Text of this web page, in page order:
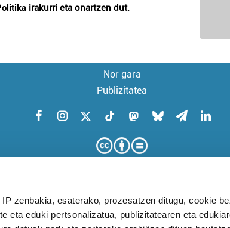
zenbakia, esaterako, prozesatzen ditugu, cookie
eta eduki pertsonalizatua, publizitatearen eta
irakurri eta onartzen dut.
Nor gara
Publizitatea
KUDEAKETA AURRERATUARI